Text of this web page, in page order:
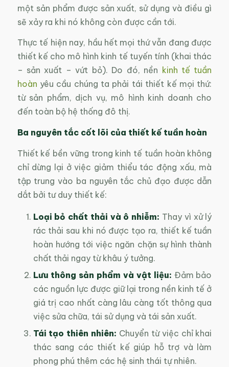
một sản phẩm được sản xuất, sử dụng và điều gì
sẽ xảy ra khi nó không còn được cần tới.
Thực tế hiện nay, hầu hết mọi thứ vẫn đang được
thiết kế cho mô hình kinh tế tuyến tính (khai thác
– sản xuất – vứt bỏ). Do đó, nền kinh tế tuần
hoàn yêu cầu chúng ta phải tái thiết kế mọi thứ:
từ sản phẩm, dịch vụ, mô hình kinh doanh cho
đến toàn bộ hệ thống đô thị.
Ba nguyên tắc cốt lõi của thiết kế tuần hoàn
Thiết kế bền vững trong kinh tế tuần hoàn không
chỉ dừng lại ở việc giảm thiểu tác động xấu, mà
tập trung vào ba nguyên tắc chủ đạo được dẫn
dắt bởi tư duy thiết kế:
Loại bỏ chất thải và ô nhiễm: Thay vì xử lý
rác thải sau khi nó được tạo ra, thiết kế tuần
hoàn hướng tới việc ngăn chặn sự hình thành
chất thải ngay từ khâu ý tưởng.
Lưu thông sản phẩm và vật liệu: Đảm bảo
các nguồn lực được giữ lại trong nền kinh tế ở
giá trị cao nhất càng lâu càng tốt thông qua
việc sửa chữa, tái sử dụng và tái sản xuất.
Tái tạo thiên nhiên: Chuyển từ việc chỉ khai
thác sang các thiết kế giúp hỗ trợ và làm
phong phú thêm các hệ sinh thái tự nhiên.